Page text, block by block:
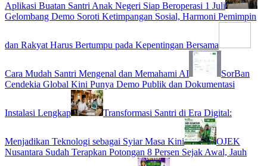
Aplikasi Buatan Santri Anak Negeri Siap Beroperasi 1 Juli
Gelombang Demo Soroti Ketimpangan Sosial, Harmoni Pemimpin
dan Rakyat Harus Bertumpu pada Kepentingan Bersama
Cara Mudah Santri Mengenal dan Memahami AI
SorBan
Cendekia Global Kini Punya Demo Publik dan Dokumentasi
Instalasi Lengkap Transformasi Santri di Era Digital:
Menjadikan Teknologi sebagai Syiar Masa Kini
OJEK
Nusantara Sudah Terapkan Potongan 8 Persen Sejak Awal, Jauh